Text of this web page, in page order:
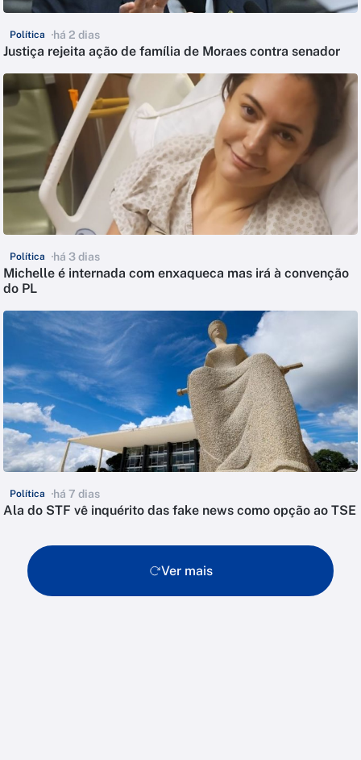
Política há 2 dias
Justiça rejeita ação de família de Moraes contra senador
Política há 3 dias
Michelle é internada com enxaqueca mas irá à convenção
do PL
Política há 7 dias
Ala do STF vê inquérito das fake news como opção ao TSE
Ver mais